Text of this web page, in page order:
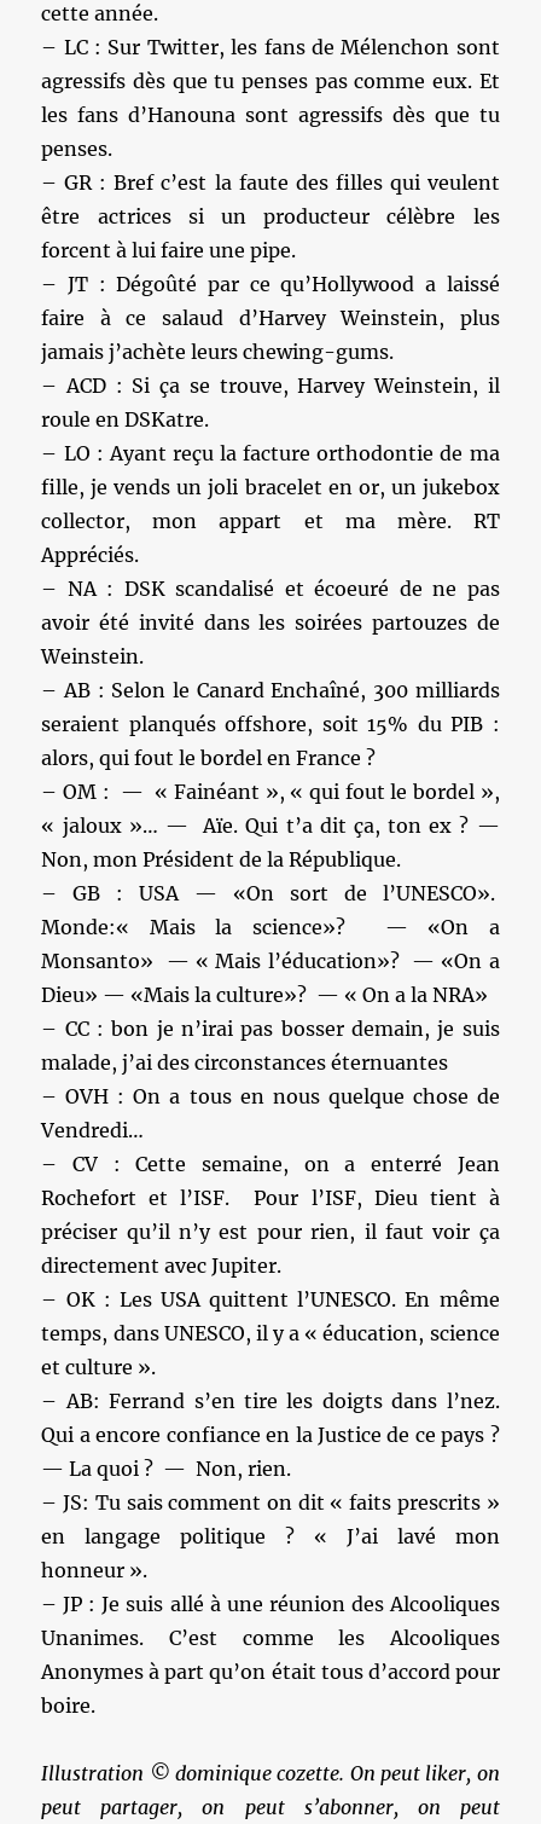
cette année.
– LC : Sur Twitter, les fans de Mélenchon sont
agressifs dès que tu penses pas comme eux. Et
les fans d’Hanouna sont agressifs dès que tu
penses.
– GR : Bref c’est la faute des filles qui veulent
être actrices si un producteur célèbre les
forcent à lui faire une pipe.
– JT : Dégoûté par ce qu’Hollywood a laissé
faire à ce salaud d’Harvey Weinstein, plus
jamais j’achète leurs chewing-gums.
– ACD : Si ça se trouve, Harvey Weinstein, il
roule en DSKatre.
– LO : Ayant reçu la facture orthodontie de ma
fille, je vends un joli bracelet en or, un jukebox
collector, mon appart et ma mère. RT
Appréciés.
– NA : DSK scandalisé et écoeuré de ne pas
avoir été invité dans les soirées partouzes de
Weinstein.
– AB : Selon le Canard Enchaîné, 300 milliards
seraient planqués offshore, soit 15% du PIB :
alors, qui fout le bordel en France ?
– OM : — « Fainéant », « qui fout le bordel »,
« jaloux »… — Aïe. Qui t’a dit ça, ton ex ? —
Non, mon Président de la République.
– GB : USA — «On sort de l’UNESCO».
Monde:« Mais la science»? — «On a
Monsanto» — « Mais l’éducation»? — «On a
Dieu» — «Mais la culture»? — « On a la NRA»
– CC : bon je n’irai pas bosser demain, je suis
malade, j’ai des circonstances éternuantes
– OVH : On a tous en nous quelque chose de
Vendredi…
– CV : Cette semaine, on a enterré Jean
Rochefort et l’ISF. Pour l’ISF, Dieu tient à
préciser qu’il n’y est pour rien, il faut voir ça
directement avec Jupiter.
– OK : Les USA quittent l’UNESCO. En même
temps, dans UNESCO, il y a « éducation, science
et culture ».
– AB: Ferrand s’en tire les doigts dans l’nez.
Qui a encore confiance en la Justice de ce pays ?
— La quoi ? — Non, rien.
– JS: Tu sais comment on dit « faits prescrits »
en langage politique ? « J’ai lavé mon
honneur ».
– JP : Je suis allé à une réunion des Alcooliques
Unanimes. C’est comme les Alcooliques
Anonymes à part qu’on était tous d’accord pour
boire.
Illustration © dominique cozette. On peut liker, on
peut partager, on peut s’abonner, on peut